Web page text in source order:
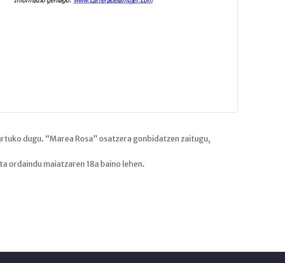
dugu. “Marea Rosa” osatzera gonbidatzen zaitugu,
ordaindu maiatzaren 18a baino lehen.